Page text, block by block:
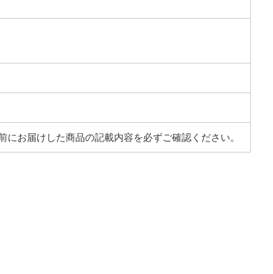
お届けした商品の記載内容を必ずご確認ください。